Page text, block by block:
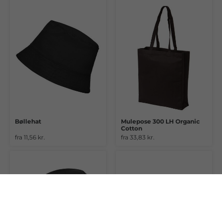
Bøllehat
fra 11,56 kr.
Mulepose 300 LH Organic
Cotton
fra 33,83 kr.